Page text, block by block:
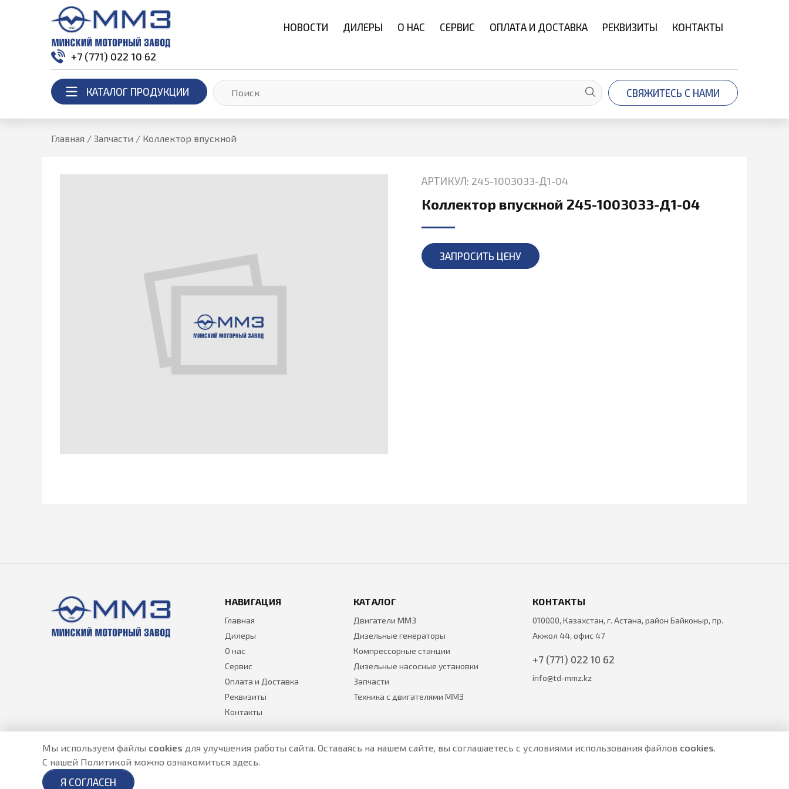
НОВОСТИ ДИЛЕРЫ О НАС СЕРВИС ОПЛАТА И ДОСТАВКА РЕКВИЗИТЫ КОНТАКТЫ
+7 (771) 022 10 62
КАТАЛОГ ПРОДУКЦИИ СВЯЖИТЕСЬ С НАМИ
Главная / Запчасти / Коллектор впускной
АРТИКУЛ: 245-1003033-Д1-04
Коллектор впускной 245-1003033-Д1-04
ЗАПРОСИТЬ ЦЕНУ
НАВИГАЦИЯ
Главная
Дилеры
О нас
Сервис
Оплата и Доставка
Реквизиты
Контакты
КАТАЛОГ
Двигатели ММЗ
Дизельные генераторы
Компрессорные станции
Дизельные насосные установки
Запчасти
Техника с двигателями ММЗ
КОНТАКТЫ
010000, Казахстан, г. Астана, район Байконыр, пр.
Акжол 44, офис 47
+7 (771) 022 10 62
info@td-mmz.kz
Разработано в
Мы используем файлы cookies для улучшения работы сайта. Оставаясь на нашем сайте, вы соглашаетесь с условиями использования файлов cookies.
С нашей Политикой можно ознакомиться здесь.
Я СОГЛАСЕН